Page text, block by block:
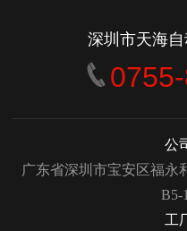
深圳市天海
公
广东省深圳市宝安区福永
B5-
工